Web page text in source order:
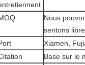
Nous
sentons
Xiamen,
Base sur le